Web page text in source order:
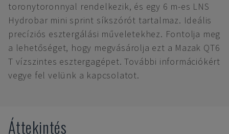
toronytoronnyal rendelkezik, és egy 6 m-es LNS
Hydrobar mini sprint síkszórót tartalmaz. Ideális
precíziós esztergálási műveletekhez. Fontolja meg
a lehetőséget, hogy megvásárolja ezt a Mazak QT6
T vízszintes esztergagépet. További információkért
vegye fel velünk a kapcsolatot.
Áttekintés